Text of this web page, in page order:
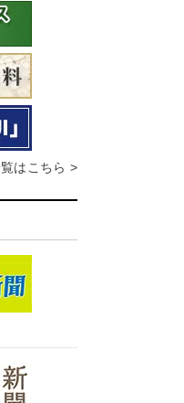
はこちら >